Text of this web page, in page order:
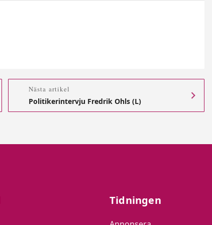
Nästa artikel
Politikerintervju Fredrik Ohls (L)
Tidningen